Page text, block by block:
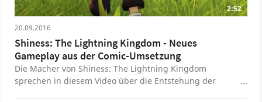
2:52
20.09.2016
Shiness: The Lightning Kingdom - Neues
Gameplay aus der Comic-Umsetzung
Die Macher von Shiness: The Lightning Kingdom
sprechen in diesem Video über die Entstehung der